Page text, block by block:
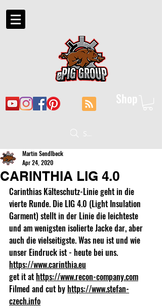
Shop
Suche
CARINTHIA LIG 4.0
Martin Sendlbeck
Apr 24, 2020
Carinthias Kälteschutz-Linie geht in die
vierte Runde. Die LIG 4.0 (Light Insulation
Garment) stellt in der Linie die leichteste
und am wenigsten isolierte Jacke dar, aber
auch die vielseitigste. Was neu ist und wie
unser Eindruck ist - heute bei uns.
https://www.carinthia.eu
get it at https://www.recon-company.com
Filmed and cut by https://www.stefan-
czech.info